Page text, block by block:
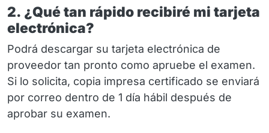
2. ¿Qué tan rápido recibiré mi tarjeta
electrónica?
Podrá descargar su tarjeta electrónica de
proveedor tan pronto como apruebe el examen.
Si lo solicita, copia impresa certificado se enviará
por correo dentro de 1 día hábil después de
aprobar su examen.